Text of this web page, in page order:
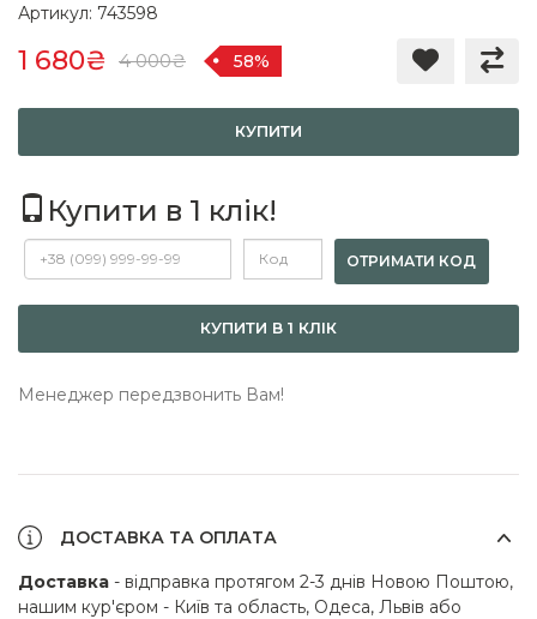
Артикул: 743598
1 680₴ 4 000₴ 58%
КУПИТИ
Купити в 1 клік!
ОТРИМАТИ КОД
КУПИТИ В 1 КЛІК
Менеджер передзвонить Вам!
ДОСТАВКА ТА ОПЛАТА
Доставка - відправка протягом 2-3 днів Новою Поштою,
нашим кур'єром - Київ та область, Одеса, Львів або